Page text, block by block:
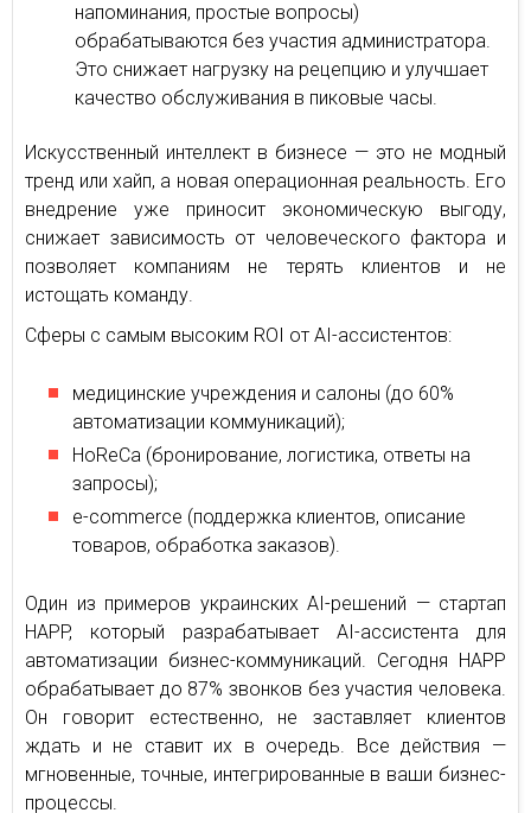
напоминания, простые вопросы)
обрабатываются без участия администратора.
Это снижает нагрузку на рецепцию и улучшает
качество обслуживания в пиковые часы.
Искусственный интеллект в бизнесе — это не модный
тренд или хайп, а новая операционная реальность. Его
внедрение уже приносит экономическую выгоду,
снижает зависимость от человеческого фактора и
позволяет компаниям не терять клиентов и не
истощать команду.
Сферы с самым высоким ROI от AI-ассистентов:
медицинские учреждения и салоны (до 60%
автоматизации коммуникаций);
HoReCa (бронирование, логистика, ответы на
запросы);
e-commerce (поддержка клиентов, описание
товаров, обработка заказов).
Один из примеров украинских AI-решений — стартап
HAPP, который разрабатывает AI-ассистента для
автоматизации бизнес-коммуникаций. Сегодня HAPP
обрабатывает до 87% звонков без участия человека.
Он говорит естественно, не заставляет клиентов
ждать и не ставит их в очередь. Все действия —
мгновенные, точные, интегрированные в ваши бизнес-
процессы.